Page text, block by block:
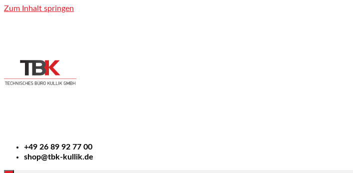
Zum Inhalt springen
+49 26 89 92 77 00
shop@tbk-kullik.de